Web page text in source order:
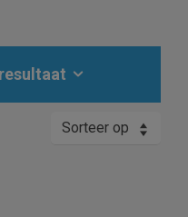
Sorteer op